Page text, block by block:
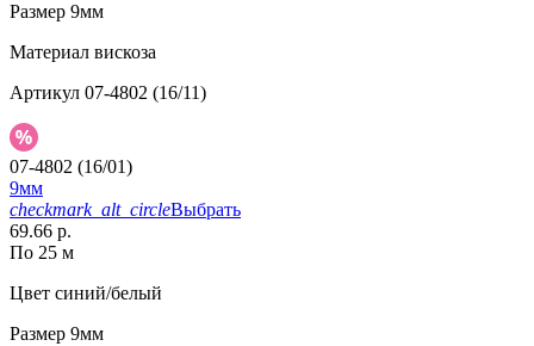
Размер 9мм
Материал вискоза
Артикул 07-4802 (16/11)
07-4802 (16/01)
9мм
checkmark_alt_circleВыбрать
69.66 р.
По 25 м
Цвет синий/белый
Размер 9мм